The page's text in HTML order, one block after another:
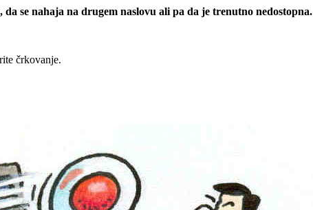
se nahaja na drugem naslovu ali pa da je trenutno nedostopna.
črkovanje.